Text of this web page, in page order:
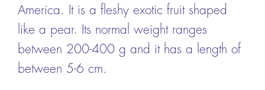
America. It is a fleshy exotic fruit shaped
like a pear. Its normal weight ranges
between 200-400 g and it has a length of
between 5-6 cm.